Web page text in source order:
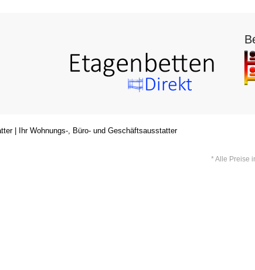
| Ihr Wohnungs-, Büro- und Geschäftsausstatter
* Alle Preise